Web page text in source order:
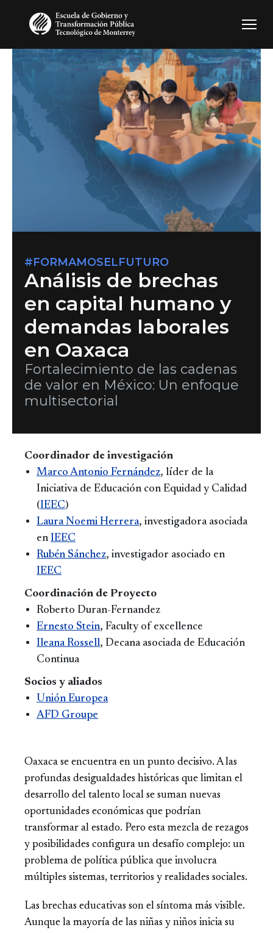
Pasar al contenido principal
#FORMAMOSELFUTURO
Análisis de brechas
en capital humano y
demandas laborales
en Oaxaca
Fortalecimiento de las cadenas
de valor en México: Un enfoque
multisectorial
Coordinador de investigación
Marco Antonio Fernández, líder de la
Iniciativa de Educación con Equidad y Calidad
(IEEC)
Laura Noemi Herrera, investigadora asociada
enIEEC
Rubén Sánchez, investigador asociado en
IEEC
Coordinación de Proyecto
Roberto Duran-Fernandez
Ernesto Stein, Faculty of excellence
Ileana Rossell, Decana asociada de Educación
Continua
Socios y aliados
Unión Europea
AFD Groupe
Oaxaca se encuentra en un punto decisivo. A las
profundas desigualdades históricas que limitan el
desarrollo del talento local se suman nuevas
oportunidades económicas que podrían
transformar al estado. Pero esta mezcla de rezagos
y posibilidades configura un desafío complejo: un
problema de política pública que involucra
múltiples sistemas, territorios y realidades sociales.
Las brechas educativas son el síntoma más visible.
Aunque la mayoría de las niñas y niños inicia su